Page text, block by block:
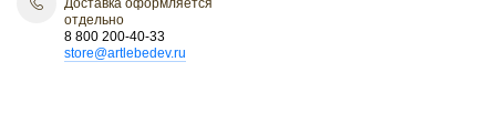
Доставка оформляется
отдельно
8 800 200-40-33
store@artlebedev.ru